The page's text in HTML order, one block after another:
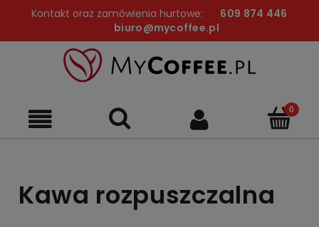
Kontakt oraz zamówienia hurtowe:
609 874 446
biuro@mycoffee.pl
Kawa rozpuszczalna